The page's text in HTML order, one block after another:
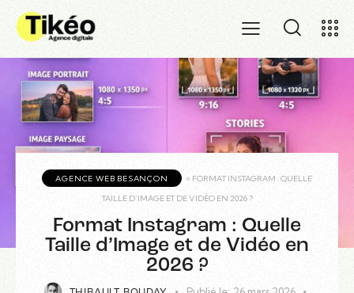
AGENCE WEB BESANÇON » FORMAT INSTAGRAM : QUELLE
TAILLE D’IMAGE ET DE VIDÉO EN 2026 ?
Format Instagram : Quelle
Taille d’Image et de Vidéo en
2026 ?